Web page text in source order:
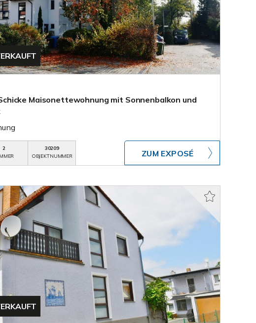
Maisonettewohnung mit Sonnenbalkon und
2
30209
OBJEKTNUMMER
ZUM EXPOSÉ